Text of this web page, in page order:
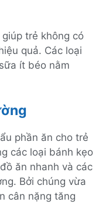
trẻ không có
quả. Các loại
ít béo nằm
phần ăn cho trẻ
các loại bánh kẹo
ăn nhanh và các
Bởi chúng vừa
cân nặng tăng